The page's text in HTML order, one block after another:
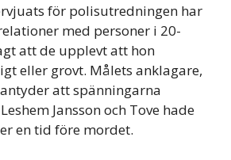
för polisutredningen har
med personer i 20-
att de upplevt att hon
eller grovt. Målets anklagare,
att spänningarna
Jansson och Tove hade
en tid före mordet.